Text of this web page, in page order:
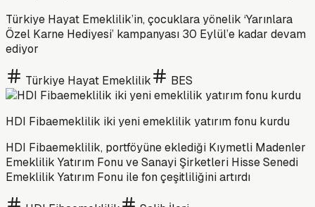
Türkiye Hayat Emeklilik’in, çocuklara yönelik ‘Yarınlara
Özel Karne Hediyesi’ kampanyası 30 Eylül’e kadar devam
ediyor
Türkiye Hayat Emeklilik BES
HDI Fibaemeklilik iki yeni emeklilik yatırım fonu kurdu
HDI Fibaemeklilik, portföyüne eklediği Kıymetli Madenler
Emeklilik Yatırım Fonu ve Sanayi Şirketleri Hisse Senedi
Emeklilik Yatırım Fonu ile fon çeşitliliğini artırdı